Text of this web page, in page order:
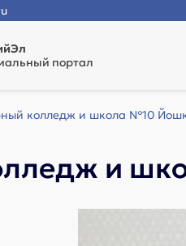
портал
колледж и школа №10
и